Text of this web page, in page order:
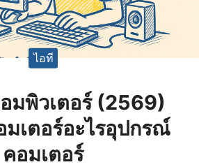
ไอที
มพิวเตอร์ (2569)
เตอร์อะไรอุปกรณ์
คอมเตอร์